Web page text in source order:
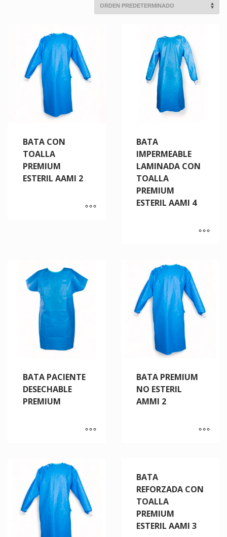
BATA CON
TOALLA
PREMIUM
ESTERIL AAMI 2
BATA
IMPERMEABLE
LAMINADA CON
TOALLA
PREMIUM
ESTERIL AAMI 4
BATA PACIENTE
DESECHABLE
PREMIUM
BATA PREMIUM
NO ESTERIL
AMMI 2
BATA
REFORZADA CON
TOALLA
PREMIUM
ESTERIL AAMI 3